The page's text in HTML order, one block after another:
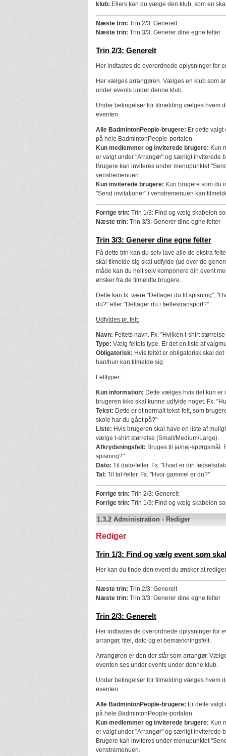
klub: Ellers kan du vælge den klub, som en
Næste trin: Trin 2/3: Generelt
Næste trin: Trin 3/3: Generer dine egne felter
Trin 2/3: Generelt
Her indtastes de overordnede oplysninger for
Her vælges arrangøren. Vælges en klub som
under events under denne klub.
Under betingelser for tilmelding vælges hvem
eventen:
Alle BadmintonPeople-brugere: Er dette
på hele BadmintonPeople-portalen.
Kun medlemmer og inviterede brugere: Kun
er valgt under "Arrangør" og særligt inviterede
Brugere kan inviteres under menupunktet
venstremenuen.
Kun inviterede brugere: Kun brugere som du
"Send invitationer" i venstremenuen kan
Forrige trin: Trin 1/3: Find og vælg skabelon
Næste trin: Trin 3/3: Generer dine egne felter
Trin 3/3: Generer dine egne felter
På dette trin kan du selv lave alle de ekstra
skal tilmelde sig skal udfylde (ud over de
måde kan du helt selv komponere din event
ønsker fra de tilmeldte brugere.
Dette kan fx. være "Deltager du til spisning",
du?" eller "Deltager du i fællestransport?".
Udfyldes pr. felt:
Navn: Feltets navn. Fx. "Hvilken t-shirt
Type: Vælg feltets type. Er det en liste af
Obligatorisk: Hvis feltet er obligatorisk skal
han/hun kan tilmelde sig.
Felttyper:
Kun information: Dette vælges hvis det kun er
brugeren ikke skal kunne udfylde noget. Fx.
Tekst: Dette er et normalt tekst-felt, som
skole har du gået på?"
Liste: Hvis brugeren skal have en liste af
vælge t-shirt størrelse (Small/Medium/Large).
Afkrydsningsfelt: Bruges til ja/nej-spørgsmål.
spisning?"
Dato: Til dato-felter. Fx. "Hvad er din
Tal: Til tal-felter. Fx. "Hvor gammel er du?"
Forrige trin: Trin 2/3: Generelt
Forrige trin: Trin 1/3: Find og vælg skabelon
1.3.2 Administration - Rediger
Rediger
Trin 1/3: Find og vælg event som
Her kan du finde den event du ønsker at
Næste trin: Trin 2/3: Generelt
Næste trin: Trin 3/3: Generer dine egne felter
Trin 2/3: Generelt
Her indtastes de overordnede oplysninger for
arrangør, titel, dato og et bemærkningsfelt.
Arrangøren er den der står som arrangør.
eventen ses under events under denne klub.
Under betingelser for tilmelding vælges hvem
eventen:
Alle BadmintonPeople-brugere: Er dette
på hele BadmintonPeople-portalen.
Kun medlemmer og inviterede brugere: Kun
er valgt under "Arrangør" og særligt inviterede
Brugere kan inviteres under menupunktet
venstremenuen.